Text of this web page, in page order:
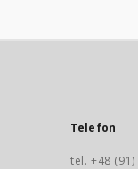
Telefon
tel. +48